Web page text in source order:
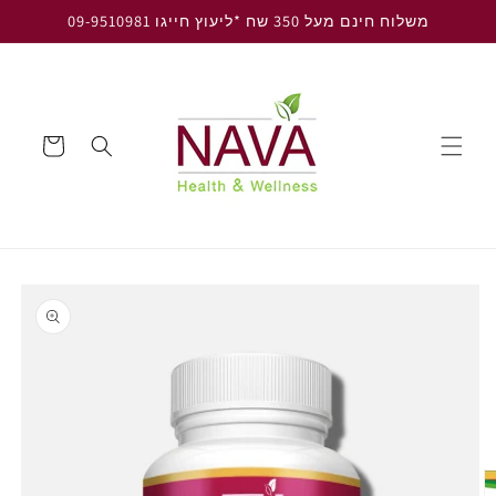
משלוח חינם מעל 350 שח *ליעוץ חייגו 09-9510981
עגלה
על
מוצרים